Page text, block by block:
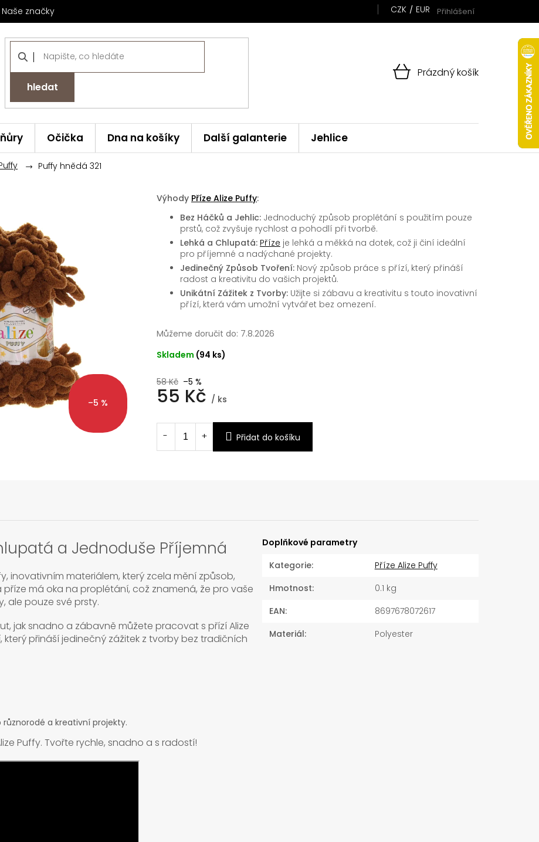
Naše značky CZK EUR Přihlášení
hledat
NÁKUPNÍ
Prázdný košík
Očička Dna na košíky Další galanterie Jehlice
Puffy hnědá 321
–5 %
58 Kč –5 %
55 Kč / ks
cena:
Skladem (94 ks)
Můžeme doručit do: 7.8.2026
Přidat do košíku
Výhody Příze Alize Puffy:
Bez Háčků a Jehlic: Jednoduchý způsob proplétání s použitím pouze
prstů, což zvyšuje rychlost a pohodlí při tvorbě.
Lehká a Chlupatá: Příze je lehká a měkká na dotek, což ji činí ideální
pro příjemné a nadýchané projekty.
Jedinečný Způsob Tvoření: Nový způsob práce s přízí, který přináší
radost a kreativitu do vašich projektů.
Unikátní Zážitek z Tvorby: Užijte si zábavu a kreativitu s touto inovativní
přízí, která vám umožní vytvářet bez omezení.
a Jednoduše Příjemná
inovativním materiálem, který zcela mění způsob,
má oka na proplétání, což znamená, že pro vaše
ale pouze své prsty.
jak snadno a zábavně můžete pracovat s přízí Alize
přináší jedinečný zážitek z tvorby bez tradičních
a kreativní projekty.
Puffy. Tvořte rychle, snadno a s radostí!
Doplňkové parametry
Kategorie:
Příze Alize Puffy
Hmotnost:
0.1 kg
EAN:
8697678072617
Materiál: Polyester